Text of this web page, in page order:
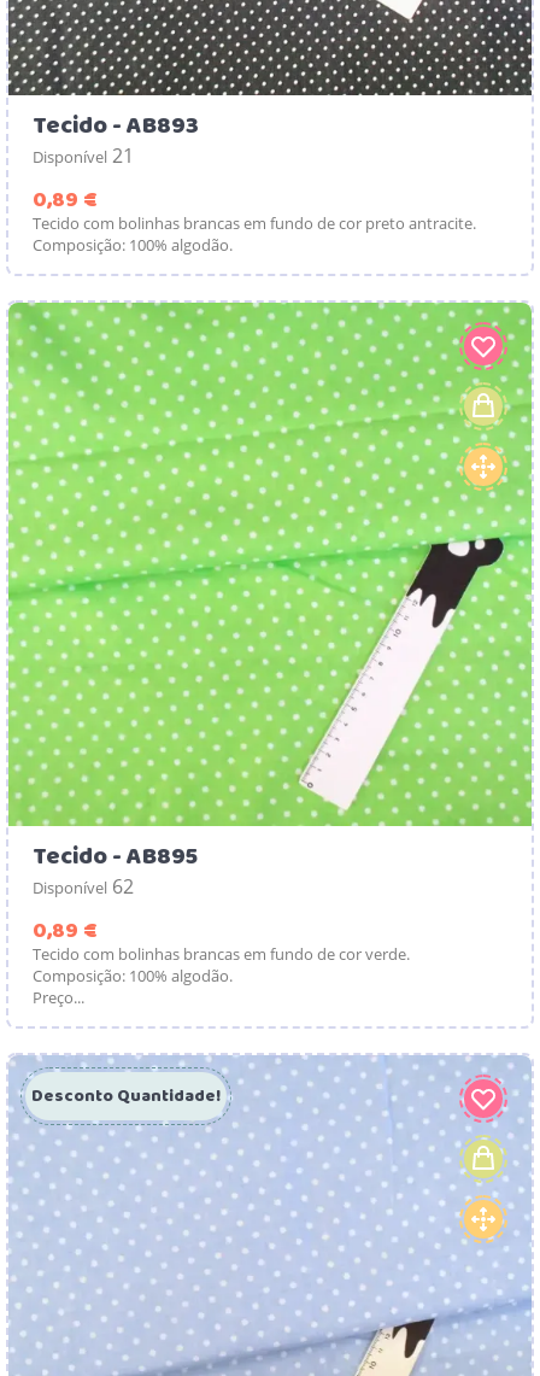
Tecido - AB893
Disponível 21
0,89 €
Tecido com bolinhas brancas em fundo de cor preto antracite.
Composição: 100% algodão.
Tecido - AB895
Disponível 62
0,89 €
Tecido com bolinhas brancas em fundo de cor verde.
Composição: 100% algodão.
Preço...
Desconto Quantidade!